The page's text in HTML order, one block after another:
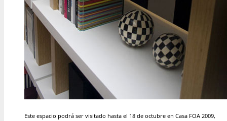
Este espacio podrá ser visitado hasta el 18 de octubre en Casa FOA 2009,